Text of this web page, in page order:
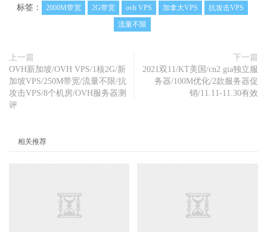
6.21.145 (221.176 .21.145 260.730 ms 221.176 .21.229 (
21.176.21.229) 275.981
111.24.2.105)
41)
17
111.24.3.18 (111.24.3.18 271.840 ms 111.24. 14.46
(111.24.14.46) 278.213 ms 111.24.3.18 (111.24.3.18)
2
70.464
2 ms 270.325
标签： 2000M带宽 2G带宽 ovh VPS 加拿大VPS
抗攻击VPS
流量不限
上一篇
OVH新加坡/OVH VPS/1核2G/新
加坡VPS/250M带宽/流量不限/抗
攻击VPS/8个机房/OVH服务器测
评
下一篇
2021双11/KT美国/cn2 gia独立服
务器/100M优化/2款服务器促
销 /11.11-11.30有效
相关推荐